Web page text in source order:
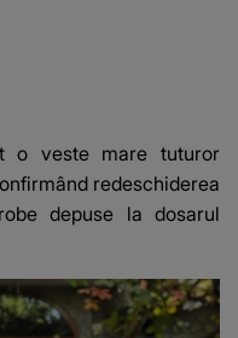
o veste mare tuturor
redeschiderea
depuse la dosarul